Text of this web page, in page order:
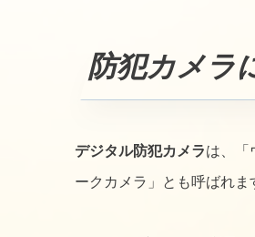
防犯カメラ
デジタル防犯カメラは、「
ークカメラ」とも呼ばれま